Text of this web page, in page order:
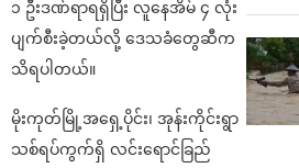
၁ ဦးဒဏ်ရာရရှိပြီး လူနေအိမ် ၄ လုံး
ပျက်စီးခဲ့တယ်လို့ ဒေသခံတွေဆီက
သိရပါတယ်။
မိုးကုတ်မြို့အရှေ့ပိုင်း၊ အုန်းကိုင်းရွာ
သစ်ရပ်ကွက်ရှိ လင်းရောင်ခြည်